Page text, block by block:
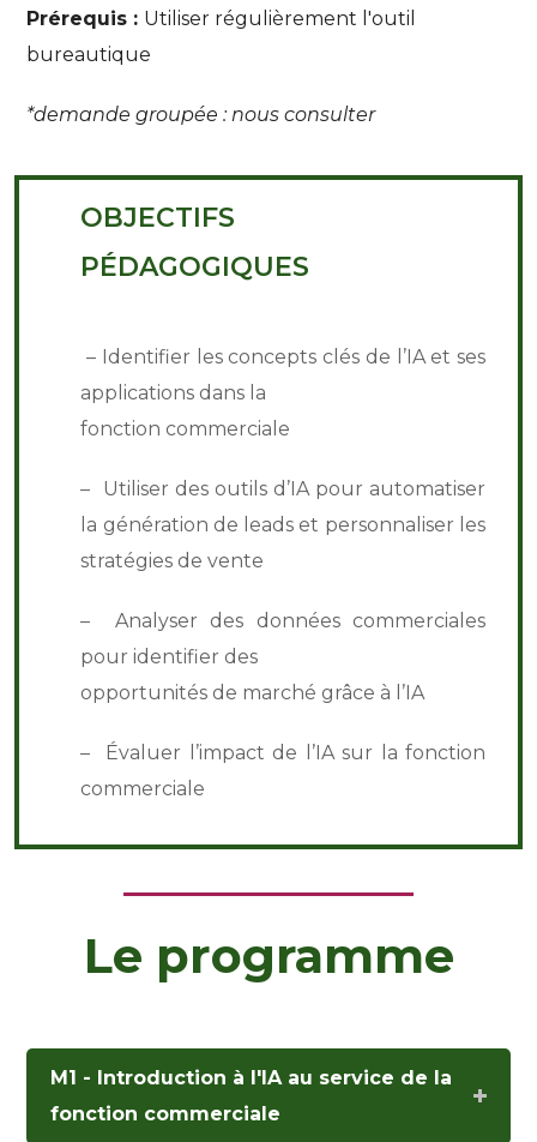
Prérequis : Utiliser régulièrement l'outil
bureautique
*demande groupée : nous consulter
OBJECTIFS
PÉDAGOGIQUES
– Identifier les concepts clés de l’IA et ses
applications dans la
fonction commerciale
– Utiliser des outils d’IA pour automatiser
la génération de leads et personnaliser les
stratégies de vente
– Analyser des données commerciales
pour identifier des
opportunités de marché grâce à l’IA
– Évaluer l’impact de l’IA sur la fonction
commerciale
Le programme
M1 - Introduction à l'IA au service de la
fonction commerciale